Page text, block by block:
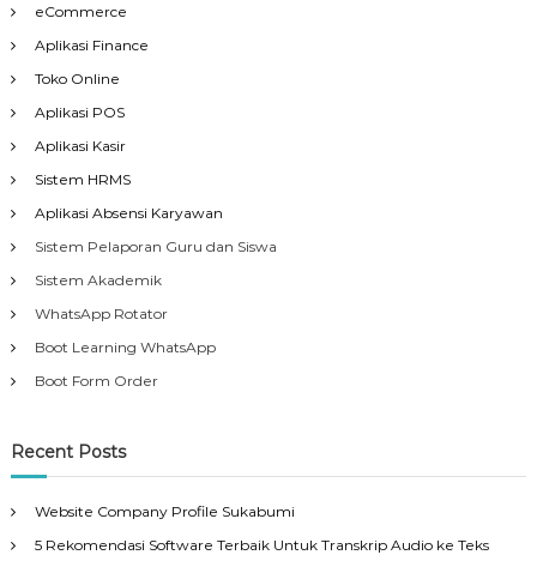
eCommerce
Aplikasi Finance
Toko Online
Aplikasi POS
Aplikasi Kasir
Sistem HRMS
Aplikasi Absensi Karyawan
Sistem Pelaporan Guru dan Siswa
Sistem Akademik
WhatsApp Rotator
Boot Learning WhatsApp
Boot Form Order
Recent Posts
Website Company Profile Sukabumi
5 Rekomendasi Software Terbaik Untuk Transkrip Audio ke Teks